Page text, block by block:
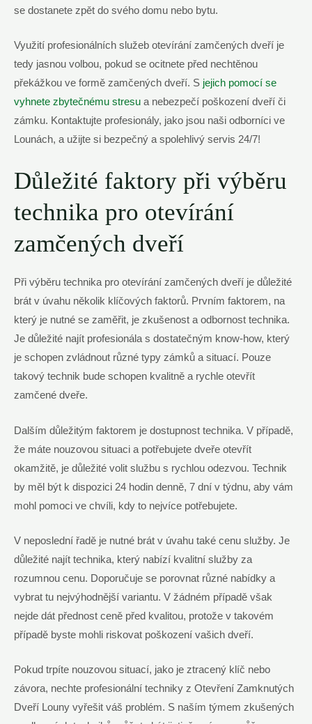
se dostanete zpět do svého domu nebo bytu.
Využití profesionálních služeb otevírání zamčených dveří je
tedy jasnou volbou, pokud se ocitnete před nechtěnou
překážkou ve formě zamčených dveří. S jejich pomocí se
vyhnete zbytečnému stresu a nebezpečí poškození dveří či
zámku. Kontaktujte profesionály, jako jsou naši odborníci ve
Lounách, a užijte si bezpečný a spolehlivý servis 24/7!
Důležité faktory při výběru
technika pro otevírání
zamčených dveří
Při výběru technika pro otevírání zamčených dveří je důležité
brát v úvahu několik klíčových faktorů. Prvním faktorem, na
který je nutné se zaměřit, je zkušenost a odbornost technika.
Je důležité najít profesionála s dostatečným know-how, který
je schopen zvládnout různé typy zámků a situací. Pouze
takový technik bude schopen kvalitně a rychle otevřít
zamčené dveře.
Dalším důležitým faktorem je dostupnost technika. V případě,
že máte nouzovou situaci a potřebujete dveře otevřít
okamžitě, je důležité volit službu s rychlou odezvou. Technik
by měl být k dispozici 24 hodin denně, 7 dní v týdnu, aby vám
mohl pomoci ve chvíli, kdy to nejvíce potřebujete.
V neposlední řadě je nutné brát v úvahu také cenu služby. Je
důležité najít technika, který nabízí kvalitní služby za
rozumnou cenu. Doporučuje se porovnat různé nabídky a
vybrat tu nejvýhodnější variantu. V žádném případě však
nejde dát přednost ceně před kvalitou, protože v takovém
případě byste mohli riskovat poškození vašich dveří.
Pokud trpíte nouzovou situací, jako je ztracený klíč nebo
závora, nechte profesionální techniky z Otevření Zamknutých
Dveří Louny vyřešit váš problém. S naším týmem zkušených